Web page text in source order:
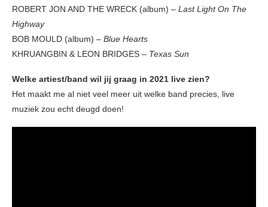
ROBERT JON AND THE WRECK (album) – Last Light On The
Highway
BOB MOULD (album) – Blue Hearts
KHRUANGBIN & LEON BRIDGES – Texas Sun
Welke artiest/band wil jij graag in 2021 live zien?
Het maakt me al niet veel meer uit welke band precies, live
muziek zou echt deugd doen!